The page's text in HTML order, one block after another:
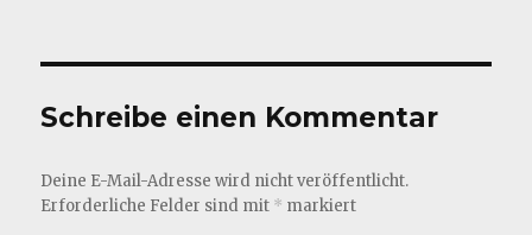
Schreibe einen Kommentar
Deine E-Mail-Adresse wird nicht veröffentlicht.
Erforderliche Felder sind mit * markiert